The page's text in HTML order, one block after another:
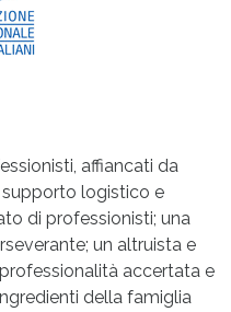
affiancati da
logistico e
di professionisti; una
un altruista e
accertata e
della famiglia